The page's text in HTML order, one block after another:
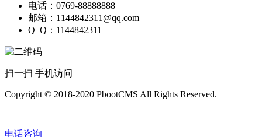
电话：0769-88888888
邮箱：1144842311@qq.com
Q Q：1144842311
扫一扫 手机访问
Copyright © 2018-2020 PbootCMS All Rights Reserved.
电话咨询